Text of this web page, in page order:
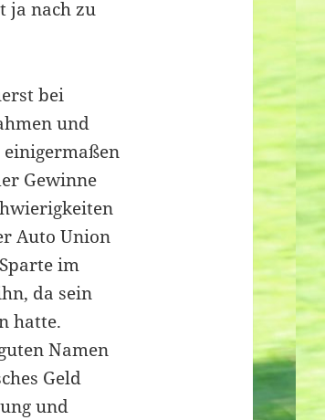
ja nach zu
bei
und
Gewinne
Auto Union
im
da sein
hatte.
Namen
Geld
und